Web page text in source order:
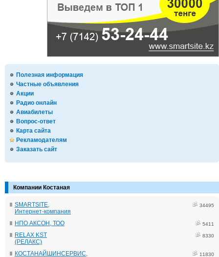
Полезная информация
Частные объявления
Акции
Радио онлайн
Авиабилеты
Вопрос-ответ
Карта сайта
Рекламодателям
Заказать сайт
Компании Костаная
SMARTSITE,
Интернет-компания
34495
НПО АКСОН, ТОО 5411
RELAX KST
(РЕЛАКС)
8330
КОСТАНАЙШИНСЕРВИС,
11830